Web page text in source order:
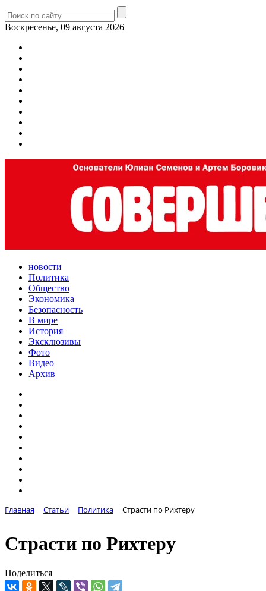
Воскресенье, 09 августа 2026
новости
Политика
Общество
Экономика
Безопасность
В мире
История
Эксклюзивы
Фото
Видео
Архив
Главная Статьи Политика Страсти по Рихтеру
Страсти по Рихтеру
Поделиться